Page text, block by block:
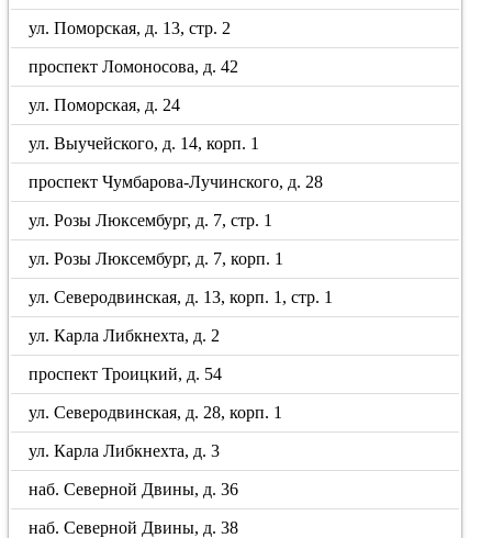
ул. Поморская, д. 13, стр. 2
проспект Ломоносова, д. 42
ул. Поморская, д. 24
ул. Выучейского, д. 14, корп. 1
проспект Чумбарова-Лучинского, д. 28
ул. Розы Люксембург, д. 7, стр. 1
ул. Розы Люксембург, д. 7, корп. 1
ул. Северодвинская, д. 13, корп. 1, стр. 1
ул. Карла Либкнехта, д. 2
проспект Троицкий, д. 54
ул. Северодвинская, д. 28, корп. 1
ул. Карла Либкнехта, д. 3
наб. Северной Двины, д. 36
наб. Северной Двины, д. 38